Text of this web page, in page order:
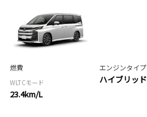
燃費
WLTCモード
23.4km/L
エンジンタイプ
ハイブリッド